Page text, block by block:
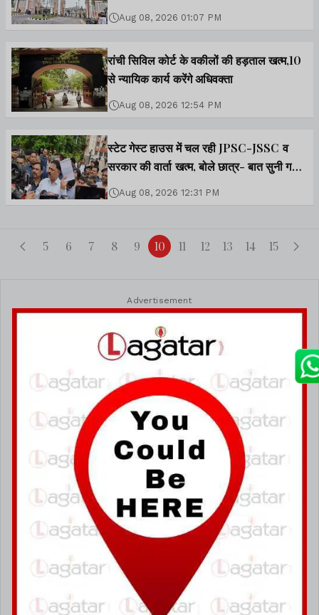
Aug 08, 2026 01:07 PM
रांची सिविल कोर्ट के वकीलों की हड़ताल खत्म,10
से न्यायिक कार्य करेंगे अधिवक्ता
Aug 08, 2026 12:54 PM
स्टेट गेस्ट हाउस में चल रही JPSC-JSSC व
सरकार की वार्ता खत्म, बोले छात्र- बात सुनी गयी
पर आंदोलन जारी
Aug 08, 2026 12:31 PM
5 6 7 8 9 10 11 12 13 14 15
Advertisement